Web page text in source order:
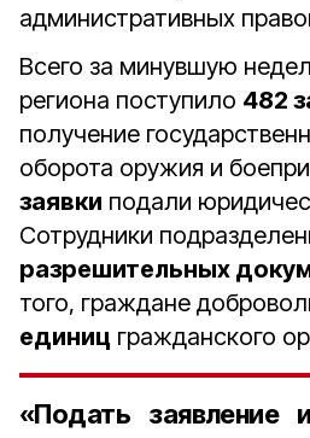
административных
Всего за минувшую
региона поступило 482
получение
оборота оружия и
заявки подали
Сотрудники
разрешительных
того, граждане
единиц гражданского
«Подать заявление